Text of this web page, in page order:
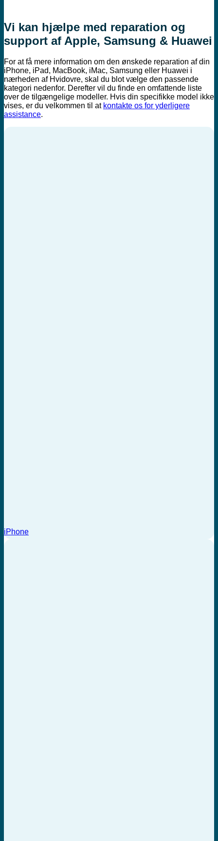
Vi kan hjælpe med reparation og
support af Apple, Samsung & Huawei
For at få mere information om den ønskede reparation af din
iPhone, iPad, MacBook, iMac, Samsung eller Huawei i
nærheden af Hvidovre, skal du blot vælge den passende
kategori nedenfor. Derefter vil du finde en omfattende liste
over de tilgængelige modeller. Hvis din specifikke model ikke
vises, er du velkommen til at kontakte os for yderligere
assistance.
iPhone